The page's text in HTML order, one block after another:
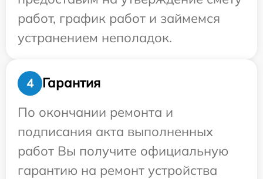
работ, график работ и займемся
устранением неполадок.
4
Гарантия
По окончании ремонта и
подписания акта выполненных
работ Вы получите официальную
гарантию на ремонт устройства